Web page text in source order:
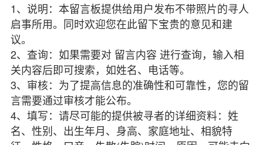
1、说明：本留言板提供给用户发布不带照片的寻人
启事所用。同时欢迎您在此留下宝贵的意见和建
议。
2、查询：如果需要对 留言内容 进行查询，输入相
关内容后即可搜索，如姓名、电话等。
3、审核：为了提高信息的准确性和可靠性，您的留
言需要通过审核才能公布。
4、填写：请尽可能的提供被寻者的详细资料：姓
名、性别、出生年月、身高、家庭地址、相貌特